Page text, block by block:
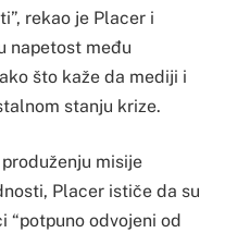
rekao je Placer i
napetost među
što kaže da mediji i
stanju krize.
misije
Placer ističe da su
“potpuno odvojeni od